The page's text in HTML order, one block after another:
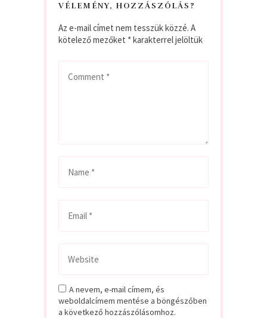
VÉLEMÉNY, HOZZÁSZÓLÁS?
Az e-mail címet nem tesszük közzé. A
kötelező mezőket *karakterrel jelöltük
A nevem, e-mail címem, és
weboldalcímem mentése a böngészőben
a következő hozzászólásomhoz.